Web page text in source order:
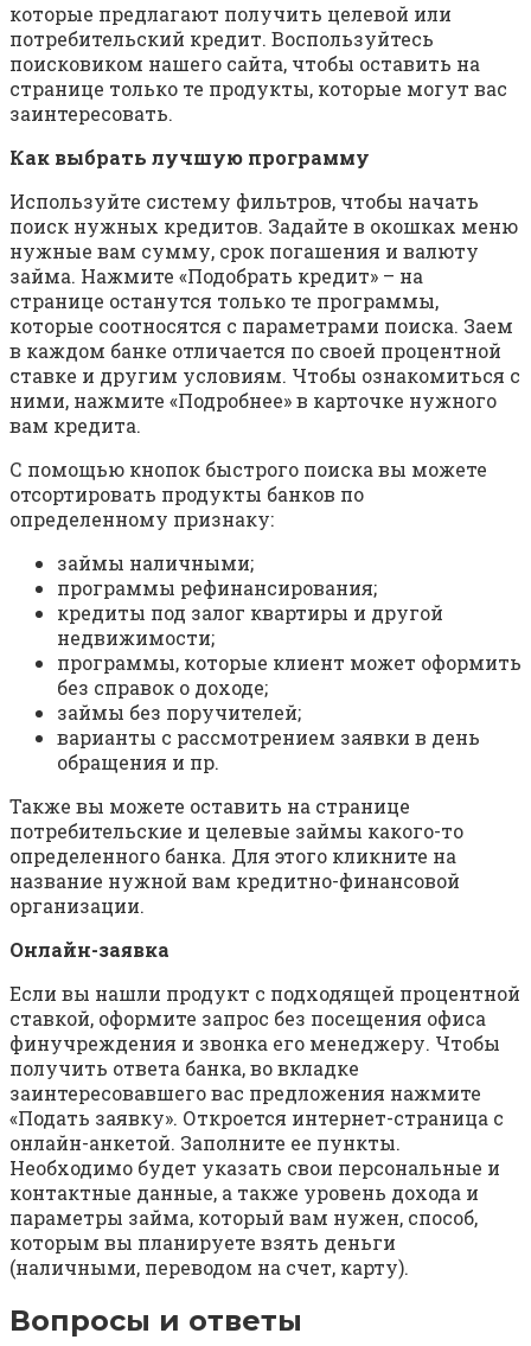
которые предлагают получить целевой или
потребительский кредит. Воспользуйтесь
поисковиком нашего сайта, чтобы оставить на
странице только те продукты, которые могут вас
заинтересовать.
Как выбрать лучшую программу
Используйте систему фильтров, чтобы начать
поиск нужных кредитов. Задайте в окошках меню
нужные вам сумму, срок погашения и валюту
займа. Нажмите «Подобрать кредит» – на
странице останутся только те программы,
которые соотносятся с параметрами поиска. Заем
в каждом банке отличается по своей процентной
ставке и другим условиям. Чтобы ознакомиться с
ними, нажмите «Подробнее» в карточке нужного
вам кредита.
С помощью кнопок быстрого поиска вы можете
отсортировать продукты банков по
определенному признаку:
займы наличными;
программы рефинансирования;
кредиты под залог квартиры и другой
недвижимости;
программы, которые клиент может оформить
без справок о доходе;
займы без поручителей;
варианты с рассмотрением заявки в день
обращения и пр.
Также вы можете оставить на странице
потребительские и целевые займы какого-то
определенного банка. Для этого кликните на
название нужной вам кредитно-финансовой
организации.
Онлайн-заявка
Если вы нашли продукт с подходящей процентной
ставкой, оформите запрос без посещения офиса
финучреждения и звонка его менеджеру. Чтобы
получить ответа банка, во вкладке
заинтересовавшего вас предложения нажмите
«Подать заявку». Откроется интернет-страница с
онлайн-анкетой. Заполните ее пункты.
Необходимо будет указать свои персональные и
контактные данные, а также уровень дохода и
параметры займа, который вам нужен, способ,
которым вы планируете взять деньги
(наличными, переводом на счет, карту).
Вопросы и ответы